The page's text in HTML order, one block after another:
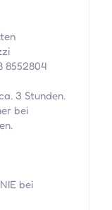
8552804
3 Stunden.
bei
bei